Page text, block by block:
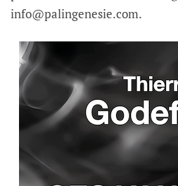
info@palingenesie.com.